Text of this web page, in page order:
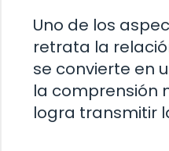
Uno de los
retrata la
se convierte en
la comprensión
logra transmitir